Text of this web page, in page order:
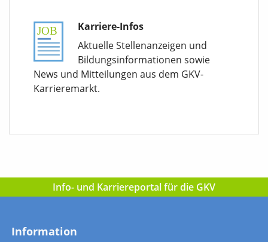
Karriere-Infos
Aktuelle Stellenanzeigen und
Bildungsinformationen sowie
News und Mitteilungen aus dem GKV-
Karrieremarkt.
Info- und Karriereportal für die GKV
Information